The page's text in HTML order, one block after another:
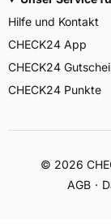
Hilfe und Kontakt
CHECK24 App
CHECK24
CHECK24 Punkte
© 2026
AGB